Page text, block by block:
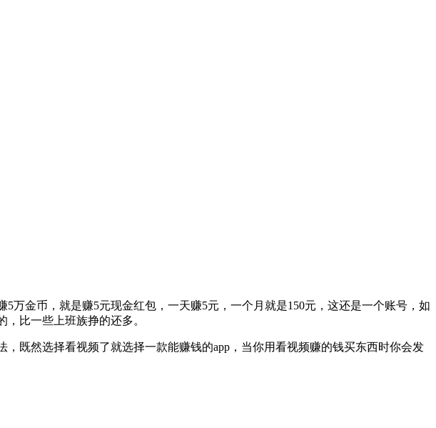
金币，就是赚5元现金红包，一天赚5元，一个月就是150元，这还是一个账号，如
比一些上班族挣的还多。
既然选择看视频了就选择一款能赚钱的app，当你用看视频赚的钱买东西时你会发